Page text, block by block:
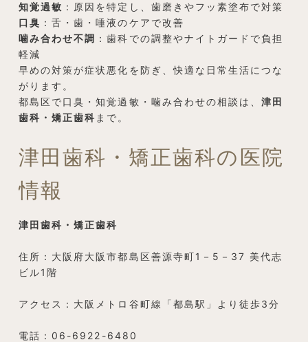
知覚過敏 ：原因を特定し、歯磨きやフッ素塗布で対策
口臭 ：舌・歯・唾液のケアで改善
噛み合わせ不調 ：歯科での調整やナイトガードで負担
軽減
早めの対策が症状悪化を防ぎ、快適な日常生活につな
がります。
都島区で口臭・知覚過敏・噛み合わせの相談は、津田
歯科・矯正歯科 まで。
津田歯科・矯正歯科の医院
情報
津田歯科・矯正歯科
住所：大阪府大阪市都島区善源寺町1－5－37 美代志
ビル1階
アクセス：大阪メトロ谷町線「都島駅」より徒歩3分
電話：06-6922-6480